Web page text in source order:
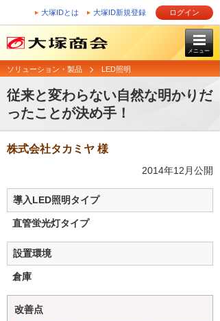
大塚IDとは 大塚ID新規登録 ログイン
メニュー
ソリューション・製品 LED照明
従来と変わらない自然な明かりだ
ったことが決め手！
株式会社タカミヤ 様
2014年12月公開
導入LED照明タイプ
直管蛍光灯タイプ
設置環境
倉庫
改善点